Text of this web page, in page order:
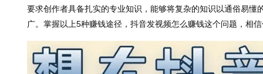
要求创作者具备扎实的专业知识，能够将复杂的知识以通俗易懂
广。掌握以上5种赚钱途径，抖音发视频怎么赚钱这个问题，相